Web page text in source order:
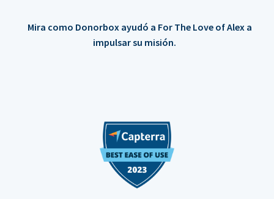
Mira como Donorbox ayudó a For The Love of Alex a
impulsar su misión.